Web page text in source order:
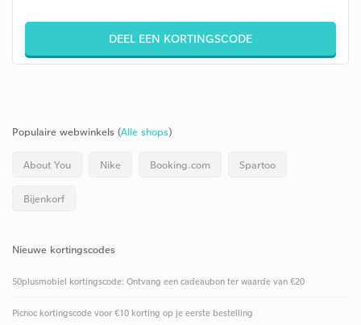
DEEL EEN KORTINGSCODE
Populaire webwinkels (Alle shops)
About You Nike Booking.com Spartoo
Bijenkorf
Nieuwe kortingscodes
50plusmobiel kortingscode: Ontvang een cadeaubon ter waarde van €20
Picnoc kortingscode voor €10 korting op je eerste bestelling